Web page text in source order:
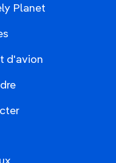
Planet
d'avion